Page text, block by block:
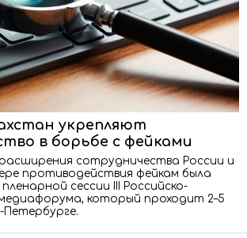
укрепляют
в борьбе с фейками
сотрудничества России и
противодействия фейкам была
сессии III Российско-
который проходит 2–5
Петербурге.